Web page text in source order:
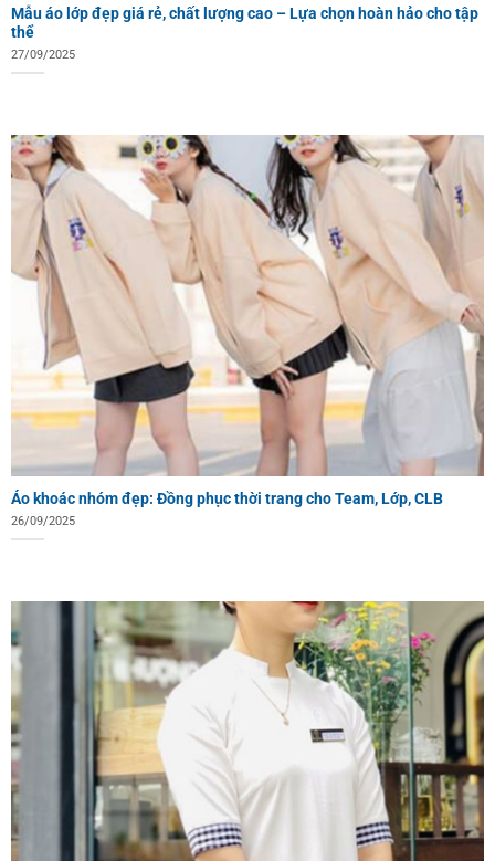
Mẫu áo lớp đẹp giá rẻ, chất lượng cao – Lựa chọn hoàn hảo cho tập
thể
27/09/2025
Áo khoác nhóm đẹp: Đồng phục thời trang cho Team, Lớp, CLB
26/09/2025